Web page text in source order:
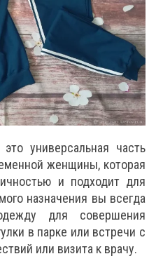
универсальная часть
женщины, которая
и подходит для
назначения вы всегда
для совершения
в парке или встречи с
или визита к врачу.